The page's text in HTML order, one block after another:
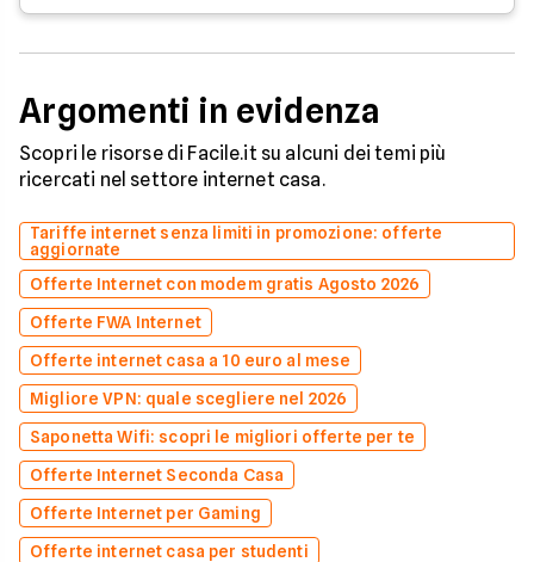
Argomenti in evidenza
Scopri le risorse di Facile.it su alcuni dei temi più
ricercati nel settore internet casa.
Tariffe internet senza limiti in promozione: offerte
aggiornate
Offerte Internet con modem gratis Agosto 2026
Offerte FWA Internet
Offerte internet casa a 10 euro al mese
Migliore VPN: quale scegliere nel 2026
Saponetta Wifi: scopri le migliori offerte per te
Offerte Internet Seconda Casa
Offerte Internet per Gaming
Offerte internet casa per studenti